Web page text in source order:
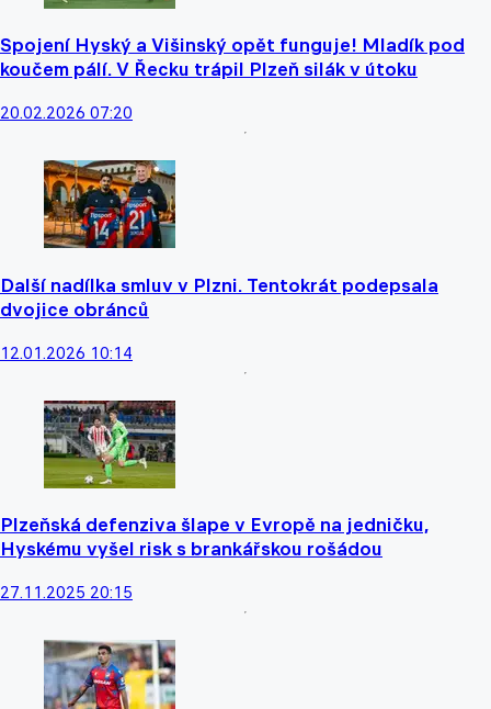
Spojení Hyský a Višinský opět funguje! Mladík pod
koučem pálí. V Řecku trápil Plzeň silák v útoku
20.02.2026 07:20
Další nadílka smluv v Plzni. Tentokrát podepsala
dvojice obránců
12.01.2026 10:14
Plzeňská defenziva šlape v Evropě na jedničku,
Hyskému vyšel risk s brankářskou rošádou
27.11.2025 20:15